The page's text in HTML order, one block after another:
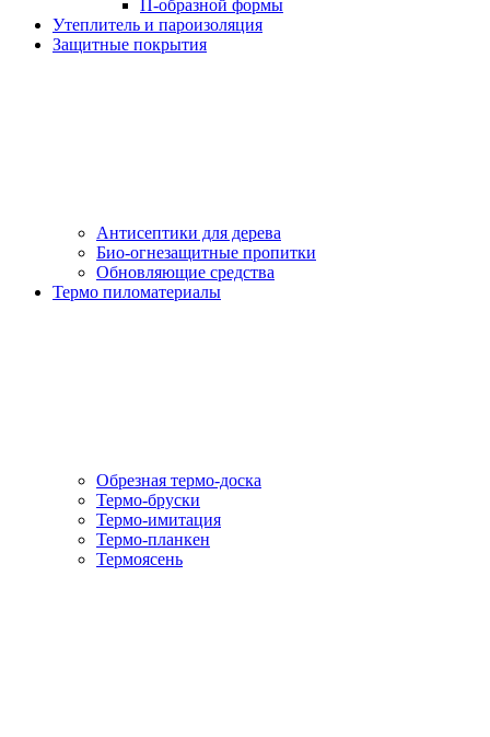
П-образной формы
Утеплитель и пароизоляция
Защитные покрытия
Антисептики для дерева
Био-огнезащитные пропитки
Обновляющие средства
Термо пиломатериалы
Обрезная термо-доска
Термо-бруски
Термо-имитация
Термо-планкен
Термоясень